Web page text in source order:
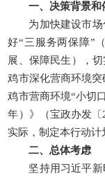
一、决策背景和
为加快建设市
好“三服务两保障”
展、保障民生），
鸡市深化营商环境
鸡市营商环境“小切
年）》（宝政办发
实际，制定本行动计
二、总体考虑
坚持用习近平